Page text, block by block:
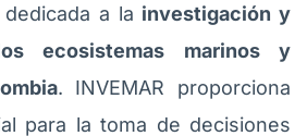
a la investigación y
ecosistemas marinos y
. INVEMAR proporciona
para la toma de decisiones